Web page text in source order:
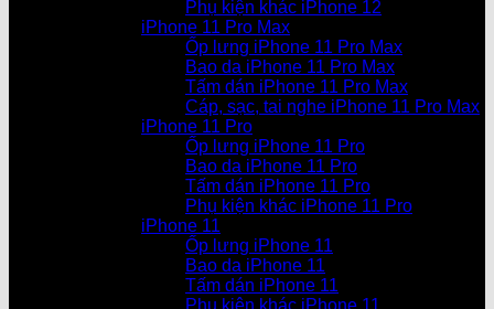
Phụ kiện khác iPhone 12
iPhone 11 Pro Max
Ốp lưng iPhone 11 Pro Max
Bao da iPhone 11 Pro Max
Tấm dán iPhone 11 Pro Max
Cáp, sạc, tai nghe iPhone 11 Pro Max
iPhone 11 Pro
Ốp lưng iPhone 11 Pro
Bao da iPhone 11 Pro
Tấm dán iPhone 11 Pro
Phụ kiện khác iPhone 11 Pro
iPhone 11
Ốp lưng iPhone 11
Bao da iPhone 11
Tấm dán iPhone 11
Phụ kiện khác iPhone 11